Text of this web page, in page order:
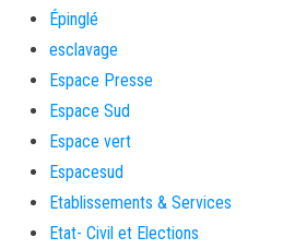
Épinglé
esclavage
Espace Presse
Espace Sud
Espace vert
Espacesud
Etablissements & Services
Etat- Civil et Elections